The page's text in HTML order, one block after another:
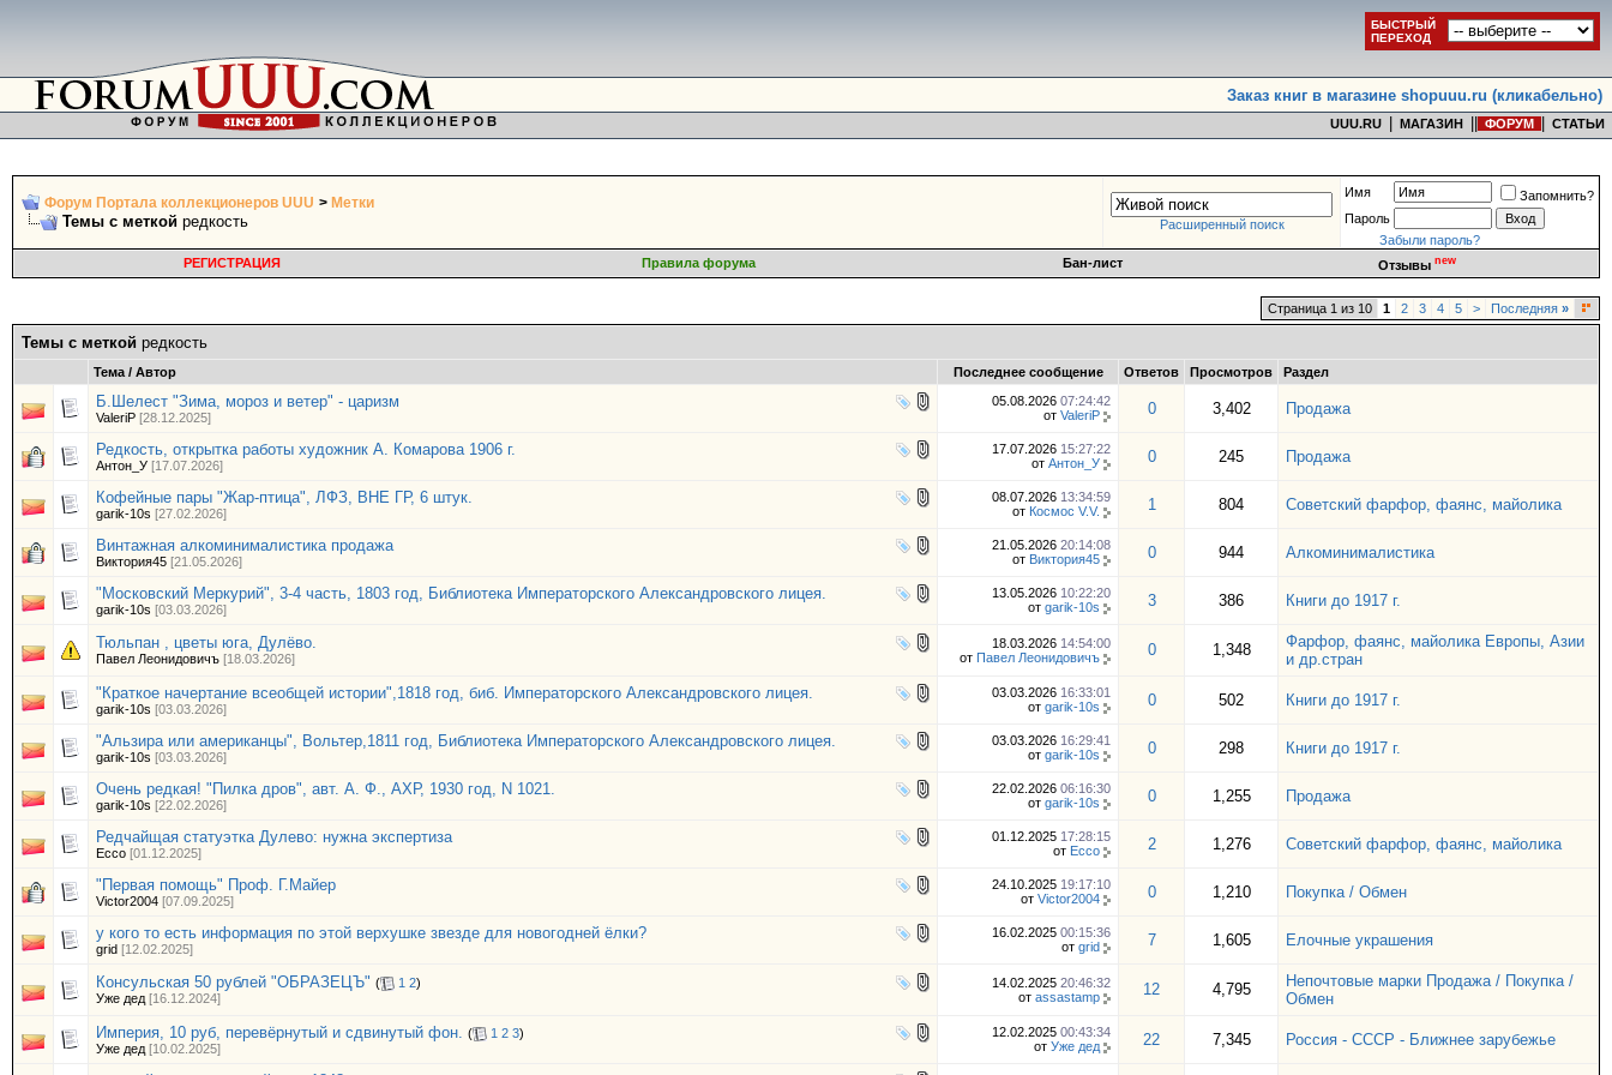
БЫСТРЫЙ
ПЕРЕХОД
Заказ книг в магазине shopuuu.ru (кликабельно)
UUU.RU МАГАЗИН ФОРУМ СТАТЬИ
Форум Портала коллекционеров UUU > Метки
Темы с меткой редкость Расширенный поиск
Имя
Запомнить?
Пароль
Забыли пароль?
РЕГИСТРАЦИЯ
Правила форума Бан-лист Отзывы new
Страница 1 из 10 1 2 3 4 5 > Последняя »
Темы с меткой редкость
Тема / Автор Последнее сообщение Ответов Просмотров Раздел
Б.Шелест "Зима, мороз и ветер" - царизм
ValeriP [28.12.2025]
05.08.2026 07:24:42
от ValeriP 0 3,402 Продажа
Редкость, открытка работы художник А. Комарова 1906 г.
Антон_У [17.07.2026]
17.07.2026 15:27:22
от Антон_У 0 245 Продажа
Кофейные пары "Жар-птица", ЛФЗ, ВНЕ ГР, 6 штук.
garik-10s [27.02.2026]
08.07.2026 13:34:59
от Космос V.V. 1 804 Советский фарфор, фаянс, майолика
Винтажная алкоминималистика продажа
Виктория45 [21.05.2026]
21.05.2026 20:14:08
от Виктория45 0 944 Алкоминималистика
"Московский Меркурий", 3-4 часть, 1803 год, Библиотека Императорского Александровского лицея.
garik-10s [03.03.2026]
13.05.2026 10:22:20
от garik-10s 3 386 Книги до 1917 г.
Тюльпан , цветы юга, Дулёво.
Павел Леонидовичъ [18.03.2026]
18.03.2026 14:54:00
от Павел Леонидовичъ 0 1,348
Фарфор, фаянс, майолика Европы, Азии
и др.стран
"Краткое начертание всеобщей истории",1818 год, биб. Императорского Александровского лицея.
garik-10s [03.03.2026]
03.03.2026 16:33:01
от garik-10s 0 502 Книги до 1917 г.
"Альзира или американцы", Вольтер,1811 год, Библиотека Императорского Александровского лицея.
garik-10s [03.03.2026]
03.03.2026 16:29:41
от garik-10s 0 298 Книги до 1917 г.
Очень редкая! "Пилка дров", авт. А. Ф., АХР, 1930 год, N 1021.
garik-10s [22.02.2026]
22.02.2026 06:16:30
от garik-10s 0 1,255 Продажа
Редчайщая статуэтка Дулево: нужна экспертиза
Ecco [01.12.2025]
01.12.2025 17:28:15
от Ecco 2 1,276 Советский фарфор, фаянс, майолика
"Первая помощь" Проф. Г.Майер
Victor2004 [07.09.2025]
24.10.2025 19:17:10
от Victor2004 0 1,210 Покупка / Обмен
у кого то есть информация по этой верхушке звезде для новогодней ёлки?
grid [12.02.2025]
16.02.2025 00:15:36
от grid 7 1,605 Елочные украшения
Консульская 50 рублей "ОБРАЗЕЦЪ" ( 1 2)
Уже дед [16.12.2024]
14.02.2025 20:46:32
от assastamp 12 4,795
Непочтовые марки Продажа / Покупка /
Обмен
Империя, 10 руб, перевёрнутый и сдвинутый фон. ( 1 2 3)
Уже дед [10.02.2025]
12.02.2025 00:43:34
от Уже дед 22 7,345 Россия - СССР - Ближнее зарубежье